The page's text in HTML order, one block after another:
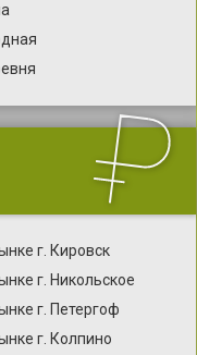
г. Кировск
г. Никольское
г. Петергоф
г. Колпино